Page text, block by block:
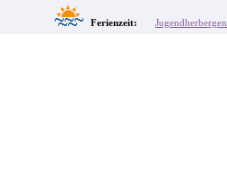
Ferienzeit: Jugendherbergen